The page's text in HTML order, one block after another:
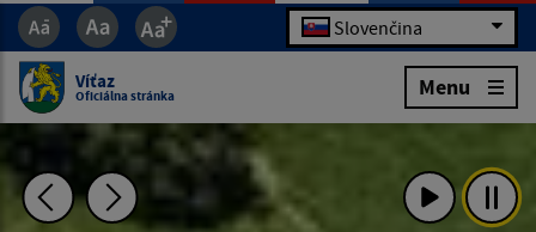
Slovenčina
Víťaz
Oficiálna stránka Menu